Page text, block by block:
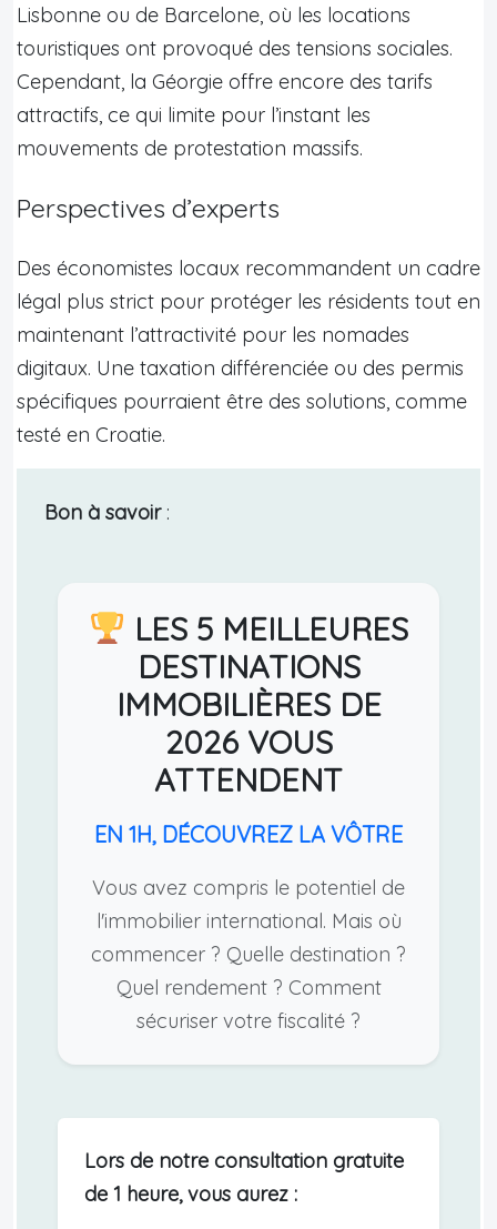
Lisbonne ou de Barcelone, où les locations
touristiques ont provoqué des tensions sociales.
Cependant, la Géorgie offre encore des tarifs
attractifs, ce qui limite pour l’instant les
mouvements de protestation massifs.
Perspectives d’experts
Des économistes locaux recommandent un cadre
légal plus strict pour protéger les résidents tout en
maintenant l’attractivité pour les nomades
digitaux. Une taxation différenciée ou des permis
spécifiques pourraient être des solutions, comme
testé en Croatie.
Bon à savoir:
LES 5 MEILLEURES
DESTINATIONS
IMMOBILIÈRES DE
2026 VOUS
ATTENDENT
EN 1H, DÉCOUVREZ LA VÔTRE
Vous avez compris le potentiel de
l'immobilier international. Mais où
commencer ? Quelle destination ?
Quel rendement ? Comment
sécuriser votre fiscalité ?
Lors de notre consultation gratuite
de 1 heure, vous aurez :